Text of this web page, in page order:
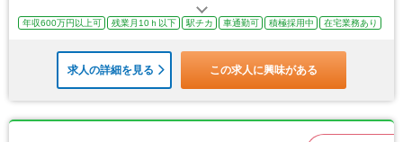
年収600万円以上可 残業月10ｈ以下 駅チカ 車通勤可 積極採用中 在宅業務あり
求人の詳細を見る この求人に興味がある